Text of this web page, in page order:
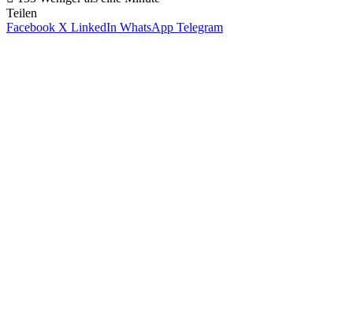
Teilen
Facebook X LinkedIn WhatsApp Telegram